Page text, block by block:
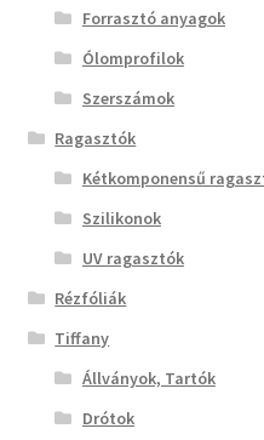
Forrasztó anyagok
Ólomprofilok
Szerszámok
Ragasztók
Kétkomponensű
Szilikonok
UV ragasztók
Rézfóliák
Tiffany
Állványok, Tartók
Drótok